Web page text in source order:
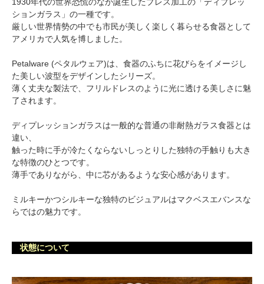
ションガラス」の一種です。
厳しい世界情勢の中でも市民が美しく楽しく暮らせる食器として
アメリカで人気を博しました。
Petalware (ペタルウェア)は、食器のふちに花びらをイメージし
た美しい波型をデザインしたシリーズ。
薄く丈夫な製法で、フリルドレスのように光に透ける美しさに魅
了されます。
ディプレッションガラスは一般的な普通の非耐熱ガラス食器とは
違い、
触った時に手が冷たくならないしっとりした独特の手触りも大き
な特徴のひとつです。
薄手でありながら、中に芯があるような安心感があります。
ミルキーかつシルキーな独特のビジュアルはマクベスエバンスな
らではの魅力です。
状態について